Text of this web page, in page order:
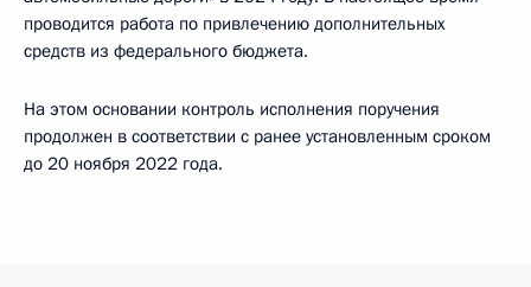
проводится работа по привлечению дополнительных
средств из федерального бюджета.
На этом основании контроль исполнения поручения
продолжен в соответствии с ранее установленным сроком
до 20 ноября 2022 года.